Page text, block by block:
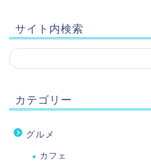
サイト内検索
カテゴリー
グルメ
カフェ